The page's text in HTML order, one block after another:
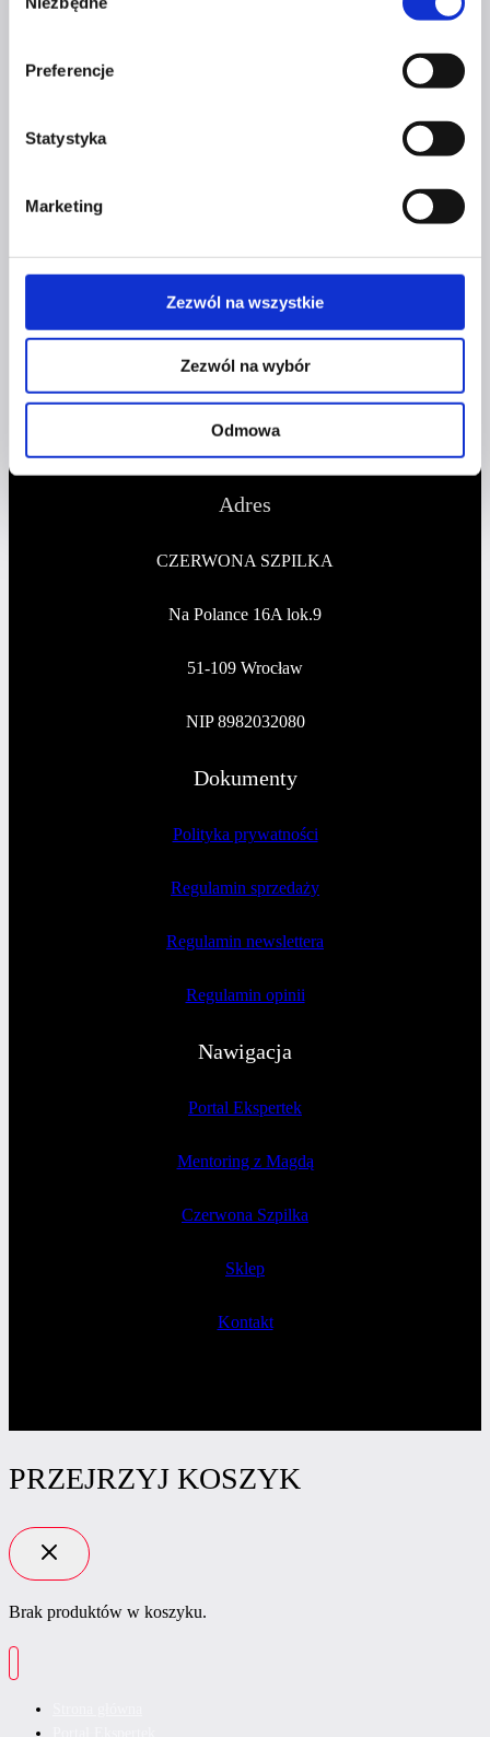
zgody
Preferencje
Statystyka
Marketing
Zezwól na wszystkie
Zezwól na wybór
Odmowa
Kontakt
+48 577 333 077
NUMER KONTA DO WPŁAT:
Adres
CZERWONA SZPILKA
Na Polance 16A lok.9
51-109 Wrocław
NIP 8982032080
Dokumenty
Polityka prywatności
Regulamin sprzedaży
Regulamin newslettera
Regulamin opinii
Nawigacja
Portal Ekspertek
Mentoring z Magdą
Czerwona Szpilka
Sklep
Kontakt
PRZEJRZYJ KOSZYK
Brak produktów w koszyku.